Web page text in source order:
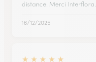
distance. Merci Interflora.
16/12/2025
★ ★ ★ ★ ★